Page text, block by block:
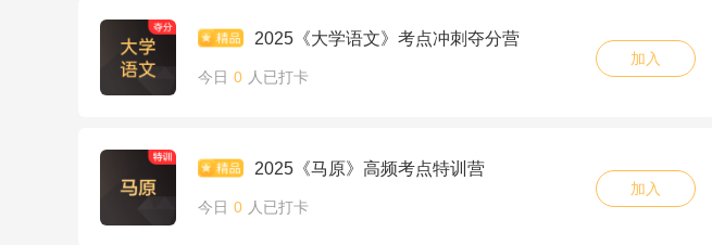
2025《大学语文》考点冲刺夺分营
今日 0 人已打卡
加入
2025《马原》高频考点特训营
今日 0 人已打卡
加入